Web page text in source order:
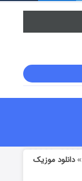
»دانلود موزیک